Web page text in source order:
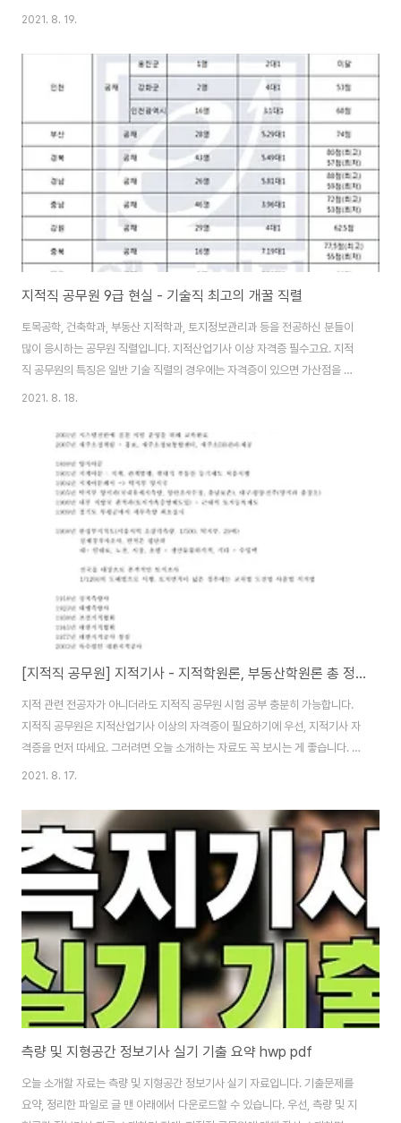
제에 나와있는 해설을 암기하는 위주로 해주시면 됩니다. 그리고 오늘 소개하
량 정리] [pdf 파일 내용 미리보기] 지적직 공무원 준비하는 분들은 지적산업
기사 이상의 자격증을 취득해야 합니다. 지적기사라면 더 좋고요. 공부할 때, 전
산학은 '공간정보 구축 및 관리 등에 관한 법률' '부동산 종합공부 시스템에 관
한 법률' 이 정도만 봐주시면 됩니다. 보통 처음 할 때 송용희 기본강의에 집착
하면서 많이 공부하는..
2021. 8. 19.
지적직 공무원 9급 현실 - 기술직 최고의 개꿀 직렬
토목공학, 건축학과, 부동산 지적학과, 토지정보관리과 등을 전공하신 분들이
많이 응시하는 공무원 직렬입니다. 지적산업기사 이상 자격증 필수고요. 지적
직 공무원의 특징은 일반 기술 직렬의 경우에는 자격증이 있으면 가산점을 주
는 제도가 있고, 시험 응시 자격 조건에는 아무 제한이 없었지만 지적산업기사
수 있는 자격이 제한되어 있는 직렬입니다. 그러나, 9급 지적직 공무원 추천 이
본격적으로 추진되고 있습니다. 그래서 지적직 공무원의 채용 인원이 늘어나고
있는 추세입니다. 아직까지도 임용의 기회라고 생각하시면 될 것 같고요. 관련
2021. 8. 18.
[지적직 공무원] 지적기사 - 지적학원론, 부동산학원론 총 정리 pdf
지적 관련 전공자가 아니더라도 지적직 공무원 시험 공부 충분히 가능합니다.
지적직 공무원은 지적산업기사 이상의 자격증이 필요하기에 우선, 지적기사 자
격증을 먼저 따세요. 그러려면 오늘 소개하는 자료도 꼭 보시는 게 좋습니다. 그
리고 지적직 공무원 기출문제를 풀어볼 필요는 없지만, 한 번 보면서 내가 어느
로 지적직 공무원 노리는 분들은 인턴 경험, 대외활동 여부도 궁금해 하실 텐데
요. 거꾸로, 전공자가 자격증 없어도 인턴하다가 정직원 되는 경우도 있습니다.
지적직 쪽은 진짜 아는 사람만 알아서 사람 자체가 별로 없어요. 오늘 소개할 자
료는 지적직 공무원 시험에 필요한 지적기사 원론 총정리 pdf 파일입니다. 원
론에는 지적학원론, ..
2021. 8. 17.
측량 및 지형공간 정보기사 실기 기출 요약 hwp pdf
오늘 소개할 자료는 측량 및 지형공간 정보기사 실기 자료입니다. 기출문제를
요약, 정리한 파일로 글 맨 아래에서 다운로드할 수 있습니다. 우선, 측량 및 지